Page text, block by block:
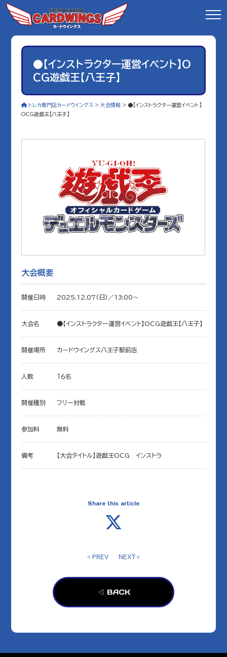
●【インストラクター運営イベント】O
CG遊戯王【八王子】
トレカ専門店カードウイングス >大会情報 > ●【インストラクター運営イベント】
OCG遊戯王【八王子】
大会概要
開催日時 2025.12.07(日)／13:00〜
大会名 ●【インストラクター運営イベント】OCG遊戯王【八王子】
開催場所 カードウイングス八王子駅前店
人数 １６名
開催種別 フリー対戦
参加料 無料
備考 【大会タイトル】遊戯王OCG インストラ
Share this article
◁ PREV NEXT ▷
◁ BACK